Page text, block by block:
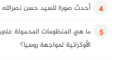
4 أحدث صورة للسيد حسن نصرالله
5
ما هي المنظومات المحمولة
الأوكرانية لمواجهة روسيا؟